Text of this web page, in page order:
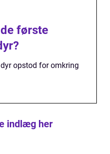
første
opstod for omkring
indlæg her